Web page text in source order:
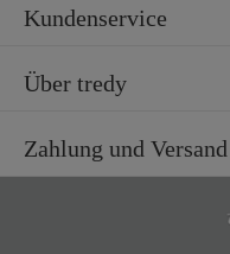
Kundenservice
Über tredy
Zahlung und Versand